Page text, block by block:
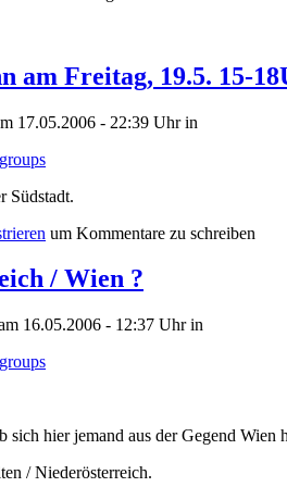
am Freitag, 19.5. 15-
17.05.2006 - 22:39 Uhrin
Südstadt.
um Kommentare zu schreiben
/ Wien ?
16.05.2006 - 12:37 Uhrin
sich hier jemand aus der Gegend Wien
/ Niederösterreich.